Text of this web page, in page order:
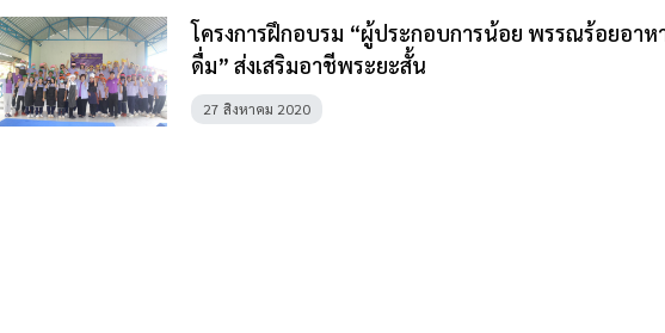
โครงการฝึกอบรม “ผู้ประกอบการน้อย พรรณร้อยอาหา
ดื่ม” ส่งเสริมอาชีพระยะสั้น
27 สิงหาคม 2020